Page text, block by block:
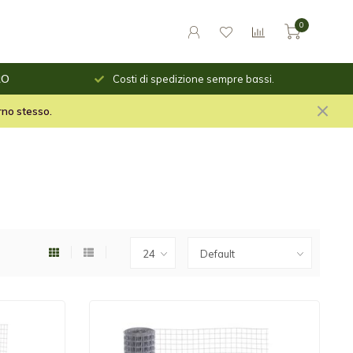
0
per il fuoco e stuf per
Costi di spedizione sempre bassi.
stesso.